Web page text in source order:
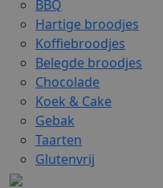
BBQ
Hartige broodjes
Koffiebroodjes
Belegde broodjes
Chocolade
Koek & Cake
Gebak
Taarten
Glutenvrij